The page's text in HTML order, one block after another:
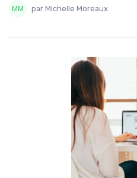
par Michelle Moreaux